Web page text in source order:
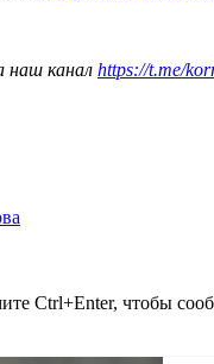
наш канал https://t.me/
Ctrl+Enter, чтобы